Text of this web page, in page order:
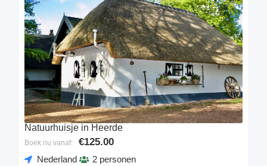
Natuurhuisje in Heerde
Boek nu vanaf: €125.00
Nederland
2 personen